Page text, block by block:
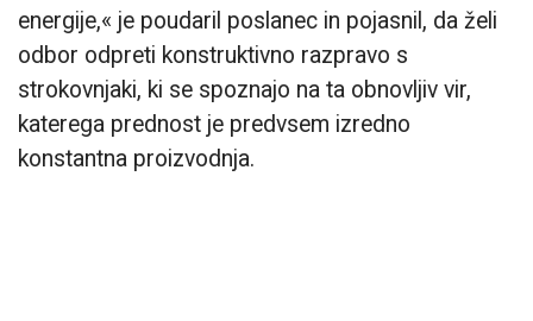
energije,« je poudaril poslanec in pojasnil, da želi
odbor odpreti konstruktivno razpravo s
strokovnjaki, ki se spoznajo na ta obnovljiv vir,
katerega prednost je predvsem izredno
konstantna proizvodnja.